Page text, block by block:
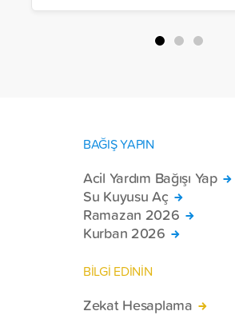
BAĞIŞ YAPIN
Acil Yardım Bağışı Yap
Su Kuyusu Aç
Ramazan 2026
Kurban 2026
BİLGİ EDİNİN
Zekat Hesaplama